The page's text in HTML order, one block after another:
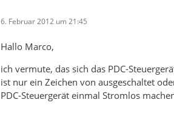
6. Februar 2012 um 21:45
Hallo Marco,
ich vermute, das sich das PDC-
ist nur ein Zeichen von ausgeschaltet
PDC-Steuergerät einmal Stromlos